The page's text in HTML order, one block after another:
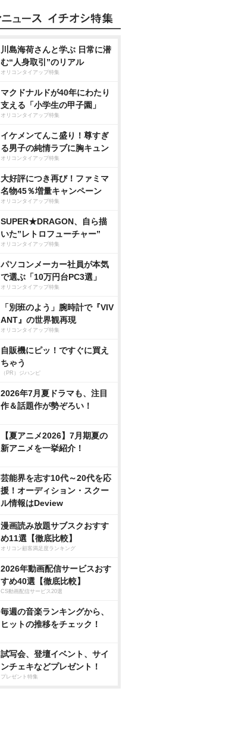
川島海荷さんと学ぶ 日常に潜
む“人身取引”のリアル
オリコンタイアップ特集
マクドナルドが40年にわたり
支える「小学生の甲子園」
オリコンタイアップ特集
イケメンてんこ盛り！尊すぎ
る男子の純情ラブに胸キュン
オリコンタイアップ特集
大好評につき再び！ファミマ
名物45％増量キャンペーン
オリコンタイアップ特集
SUPER★DRAGON、自ら描
いた”レトロフューチャー”
オリコンタイアップ特集
パソコンメーカー社員が本気
で選ぶ「10万円台PC3選」
オリコンタイアップ特集
「別班のよう」腕時計で『VIV
ANT』の世界観再現
オリコンタイアップ特集
自販機にピッ！ですぐに買え
ちゃう
（PR）ジハンピ
2026年7月夏ドラマも、注目
作＆話題作が勢ぞろい！
【夏アニメ2026】7月期夏の
新アニメを一挙紹介！
芸能界を志す10代～20代を応
援！オーディション・スクー
ル情報はDeview
漫画読み放題サブスクおすす
め11選【徹底比較】
オリコン顧客満足度ランキング
2026年動画配信サービスおす
すめ40選【徹底比較】
CS動画配信サービス20選
毎週の音楽ランキングから、
ヒットの推移をチェック！
試写会、登壇イベント、サイ
ンチェキなどプレゼント！
プレゼント特集